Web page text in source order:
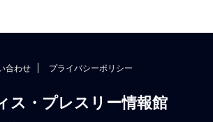
合わせ プライバシーポリシー
ス・プレスリー情報館